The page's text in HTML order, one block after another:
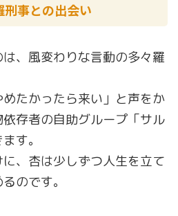
事との出会い
、風変わりな言動の多々羅
たかったら来い」と声をか
存者の自助グループ「サル
す。
、杏は少しずつ人生を立て
のです。